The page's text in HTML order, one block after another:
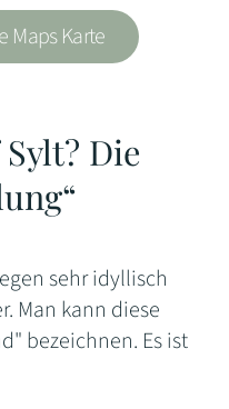
Maps Karte
Die
sehr idyllisch
Man kann diese
bezeichnen. Es ist